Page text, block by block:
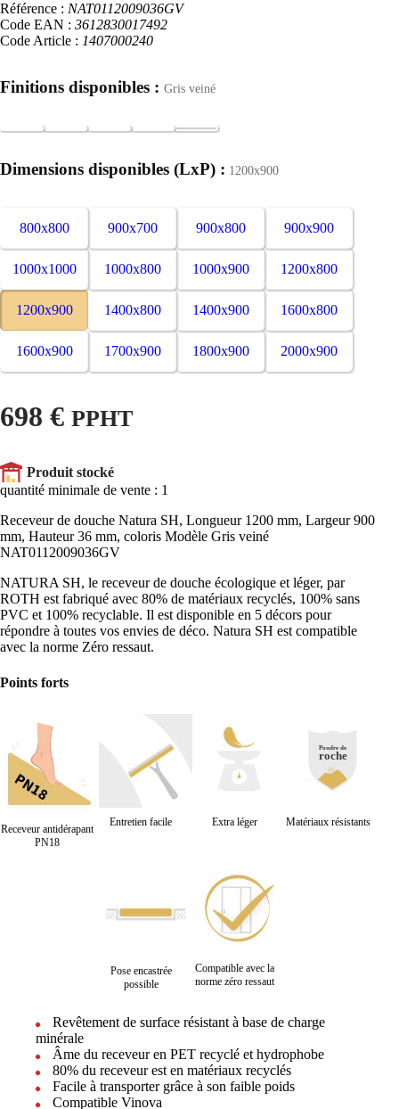
Receveur de douche Natura SH, Longueur 1200 mm, Largeur 900
mm, Hauteur 36 mm, coloris Modèle Gris veiné
NAT0112009036GV
NATURA SH, le receveur de douche écologique et léger, par
ROTH est fabriqué avec 80% de matériaux recyclés, 100% sans
PVC et 100% recyclable. Il est disponible en 5 décors pour
répondre à toutes vos envies de déco. Natura SH est compatible
avec la norme Zéro ressaut.
Points forts
Receveur antidérapant
PN18
Entretien facile Extra léger Matériaux résistants
Pose encastrée
possible
Compatible avec la
norme zéro ressaut
Revêtement de surface résistant à base de charge
minérale
Âme du receveur en PET recyclé et hydrophobe
80% du receveur est en matériaux recyclés
Facile à transporter grâce à son faible poids
Compatible Vinova
Référence : NAT0112009036GV
Code EAN : 3612830017492
Code Article : 1407000240
Finitions disponibles : Gris veiné
Dimensions disponibles (LxP) : 1200x900
800x800 900x700 900x800 900x900
1000x1000 1000x800 1000x900 1200x800
1200x900 1400x800 1400x900 1600x800
1600x900 1700x900 1800x900 2000x900
698 € PPHT
Produit stocké
quantité minimale de vente : 1